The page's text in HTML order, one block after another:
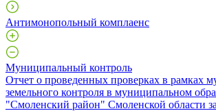
Антимонопольный комплаенс
Муниципальный контроль
Отчет о проведенных проверках в рамках
земельного контроля в муниципальном
"Смоленский район" Смоленской области